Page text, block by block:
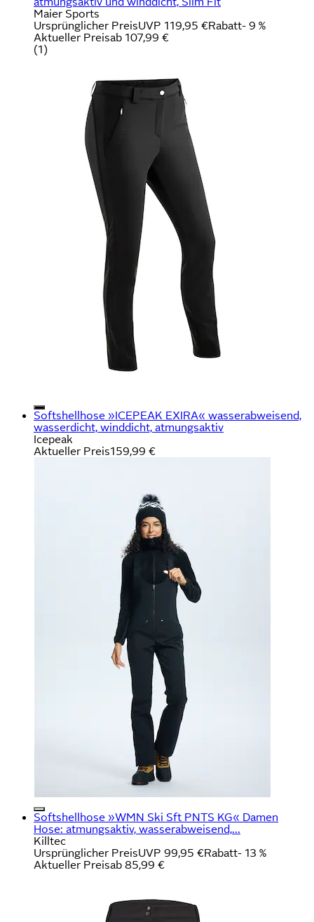
Maier Sports
Ursprünglicher PreisUVP 119,95 €Rabatt- 9 %
Aktueller Preisab 107,99 €
(1)
Softshellhose »ICEPEAK EXIRA« wasserabweisend,
wasserdicht, winddicht, atmungsaktiv
Icepeak
Aktueller Preis159,99 €
Softshellhose »WMN Ski Sft PNTS KG« Damen
Hose: atmungsaktiv, wasserabweisend,...
Killtec
Ursprünglicher PreisUVP 99,95 €Rabatt- 13 %
Aktueller Preisab 85,99 €